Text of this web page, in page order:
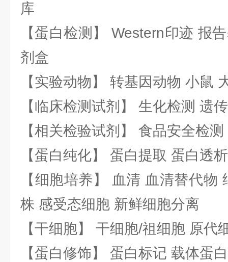
库
【蛋白检测】 Western印迹 报
剂盒
【实验动物】 转基因动物 小鼠
【临床检测试剂】 生化检测 遗
【相关检验试剂】 食品安全检
【蛋白纯化】 蛋白提取 蛋白透
【细胞培养】 血清 血清替代物
株 感受态细胞 新鲜细胞分离
【干细胞】 干细胞/祖细胞 原代
【蛋白修饰】 蛋白标记 载体蛋